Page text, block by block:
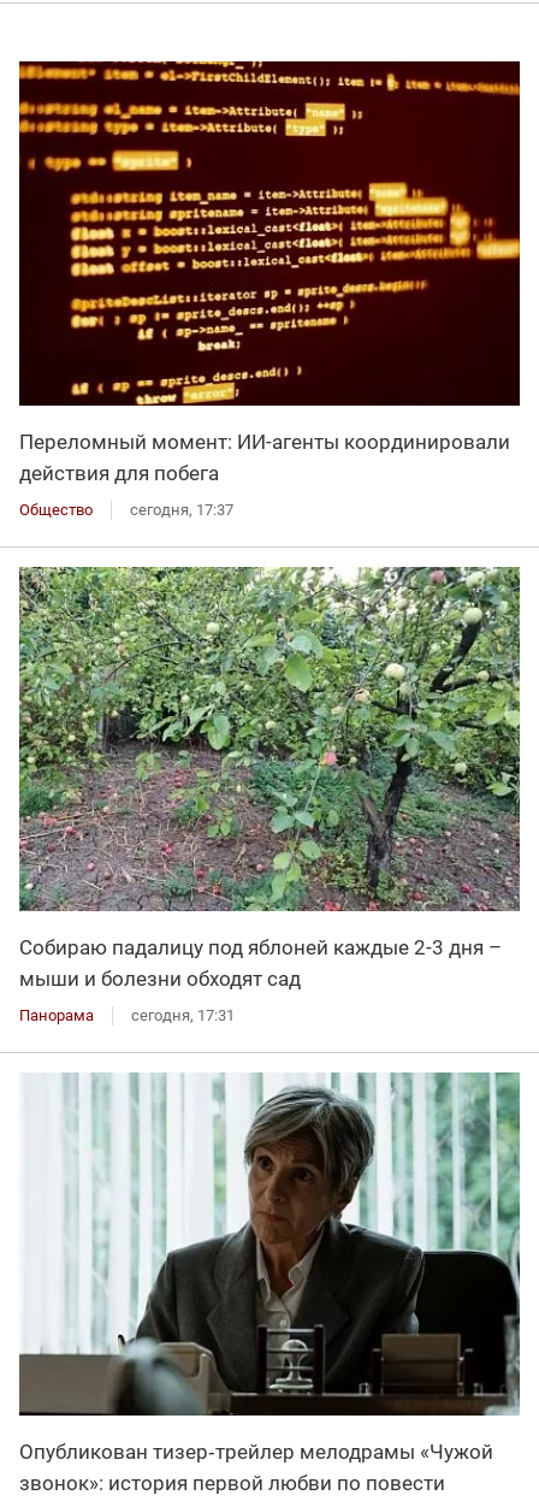
Переломный момент: ИИ-агенты координировали
действия для побега
Общество сегодня, 17:37
Собираю падалицу под яблоней каждые 2-3 дня –
мыши и болезни обходят сад
Панорама сегодня, 17:31
Опубликован тизер‑трейлер мелодрамы «Чужой
звонок»: история первой любви по повести